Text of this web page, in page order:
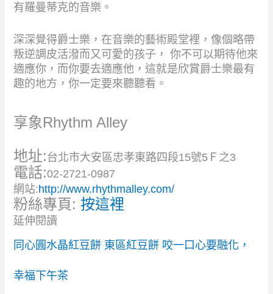
有羅曼蒂克的音樂。
深深覺得爵士樂，在音樂的藝術殿堂裡，像個略帶
叛逆調皮活潑而又可愛的孩子， 你不可以期待他來
適應你，而你要去適應他，這就是欣賞爵士樂最有
趣的地方，你一定要來聽聽看。
享象Rhythm Alley
地址: 台北市大安區忠孝東路四段15號5Ｆ之3
電話:02-2721-0987
網站:http://www.rhythmalley.com/
粉絲專頁:按這裡
延伸閱讀
同心圓水晶紅豆餅 東區紅豆餅 咬一口心要融化，
幸福下午茶